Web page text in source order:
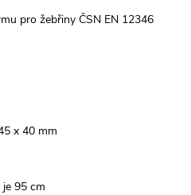
pro žebřiny ČSN EN 12346
x 40 mm
95 cm